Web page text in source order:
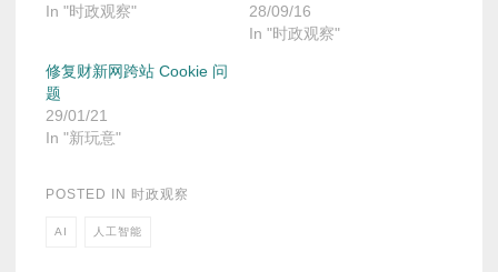
In "时政观察"
28/09/16
In "时政观察"
修复财新网跨站 Cookie 问
题
29/01/21
In "新玩意"
POSTED IN 时政观察
AI 人工智能